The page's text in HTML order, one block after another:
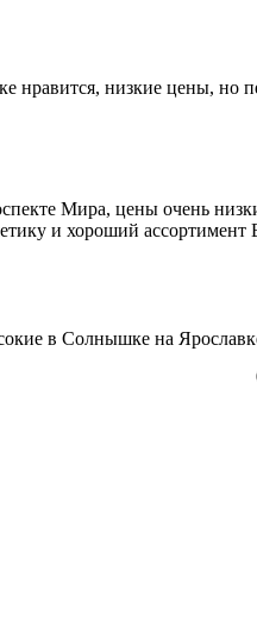
нравится, низкие цены, но
Мира, цены очень
и хороший
в Солнышке на